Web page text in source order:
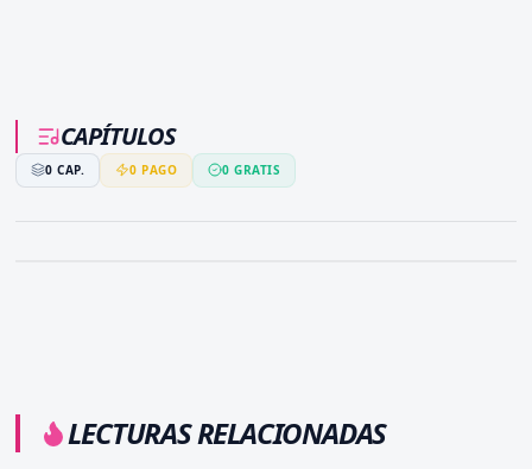
CAPÍTULOS
0 CAP. 0 PAGO 0 GRATIS
LECTURAS RELACIONADAS